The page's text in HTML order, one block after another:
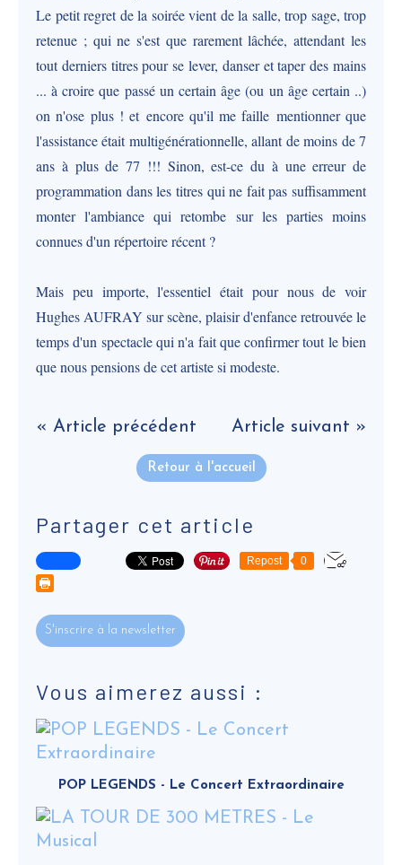
Le petit regret de la soirée vient de la salle, trop sage, trop
retenue ; qui ne s'est que rarement lâchée, attendant les
tout derniers titres pour se lever, danser et taper des mains
... à croire que passé un certain âge (ou un âge certain ..)
on n'ose plus ! et encore qu'il me faille mentionner que
l'assistance était multigénérationnelle, allant de moins de 7
ans à plus de 77 !!! Sinon, est-ce du à une erreur de
programmation dans les titres qui ne fait pas suffisamment
monter l'ambiance qui retombe sur les parties moins
connues d'un répertoire récent ?
Mais peu importe, l'essentiel était pour nous de voir
Hughes AUFRAY sur scène, plaisir d'enfance retrouvée le
temps d'un spectacle qui n'a fait que confirmer tout le bien
que nous pensions de cet artiste si modeste.
« Article précédent Article suivant »
Retour à l'accueil
Partager cet article
Repost 0
S'inscrire à la newsletter
Vous aimerez aussi :
POP LEGENDS - Le Concert Extraordinaire